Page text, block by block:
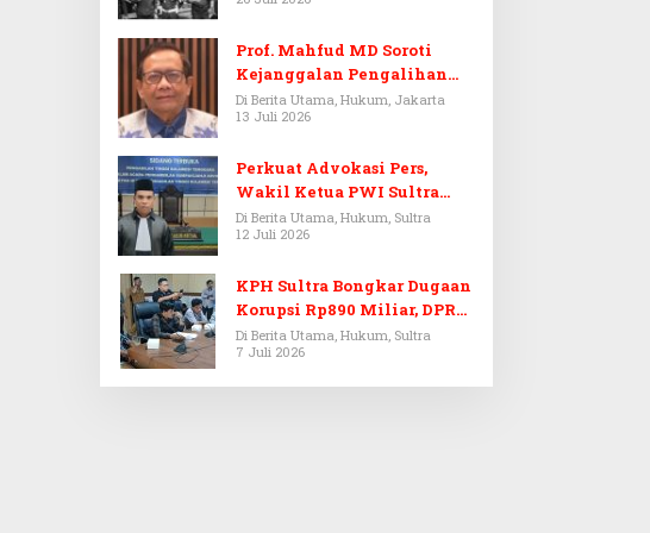
Prof. Mahfud MD Soroti
Kejanggalan Pengalihan
Penyelidikan Tersangka
Febrie Adriansyah
Di Berita Utama, Hukum, Jakarta
13 Juli 2026
Perkuat Advokasi Pers,
Wakil Ketua PWI Sultra
Resmi Dilantik Menjadi
Advokat PERADI
Di Berita Utama, Hukum, Sultra
12 Juli 2026
KPH Sultra Bongkar Dugaan
Korupsi Rp890 Miliar, DPRD
Sultra Gelar RDP
Di Berita Utama, Hukum, Sultra
7 Juli 2026